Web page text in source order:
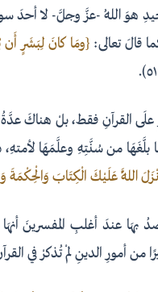
هوَ اللهُ -عزَّ وجلَّ- لا أحدَ
قالَ تعالى: {ومَا كانَ لِبَشَرٍ
القرآنِ فقط، بلْ هناكَ عدَّةُ
من سُنَّتِهِ وعلَّمَهَا لأمتهِ،
اللَّهُ عَلَيْكَ الْكِتَابَ
عندَ أغلبِ المفسرينَ
من أمورِ الدينِ لمْ تُذكرْ في